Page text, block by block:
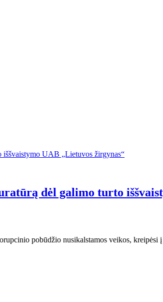
dėl galimo turto
pobūdžio nusikalstamos veikos,